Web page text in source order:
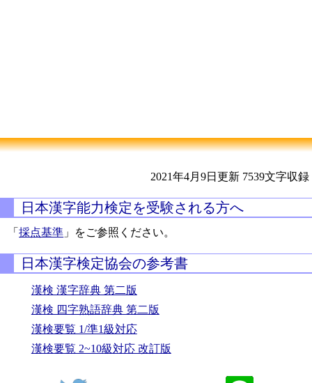
2021年4月9日更新 7539文字収録
日本漢字能力検定を受験される方へ
「採点基準 」をご参照ください。
日本漢字検定協会の参考書
漢検 漢字辞典 第二版
漢検 四字熟語辞典 第二版
漢検要覧 1/準1級対応
漢検要覧 2~10級対応 改訂版